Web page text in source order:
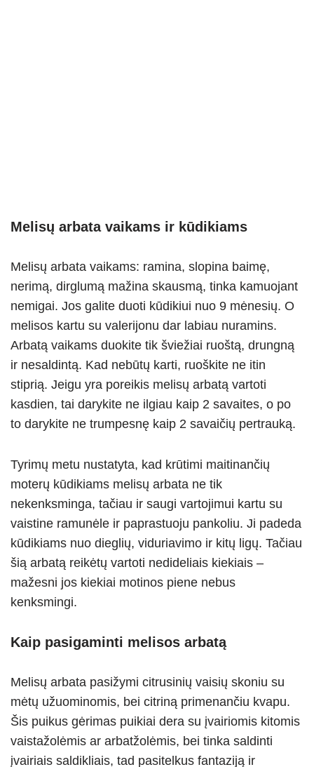
Melisų arbata vaikams ir kūdikiams
Melisų arbata vaikams: ramina, slopina baimę,
nerimą, dirglumą mažina skausmą, tinka kamuojant
nemigai. Jos galite duoti kūdikiui nuo 9 mėnesių. O
melisos kartu su valerijonu dar labiau nuramins.
Arbatą vaikams duokite tik šviežiai ruoštą, drungną
ir nesaldintą. Kad nebūtų karti, ruoškite ne itin
stiprią. Jeigu yra poreikis melisų arbatą vartoti
kasdien, tai darykite ne ilgiau kaip 2 savaites, o po
to darykite ne trumpesnę kaip 2 savaičių pertrauką.
Tyrimų metu nustatyta, kad krūtimi maitinančių
moterų kūdikiams melisų arbata ne tik
nekenksminga, tačiau ir saugi vartojimui kartu su
vaistine ramunėle ir paprastuoju pankoliu. Ji padeda
kūdikiams nuo dieglių, viduriavimo ir kitų ligų. Tačiau
šią arbatą reikėtų vartoti nedideliais kiekiais –
mažesni jos kiekiai motinos piene nebus
kenksmingi.
Kaip pasigaminti melisos arbatą
Melisų arbata pasižymi citrusinių vaisių skoniu su
mėtų užuominomis, bei citriną primenančiu kvapu.
Šis puikus gėrimas puikiai dera su įvairiomis kitomis
vaistažolėmis ar arbatžolėmis, bei tinka saldinti
įvairiais saldikliais, tad pasitelkus fantaziją ir